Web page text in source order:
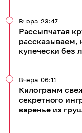
Рассыпчатая
рассказываем,
купечески без
Вчера 23:47
Килограмм
секретного
варенье из
Вчера 06:11